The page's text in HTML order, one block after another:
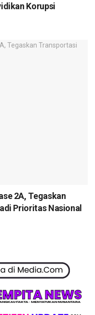
Korupsi
2A, Tegaskan
Prioritas Nasional